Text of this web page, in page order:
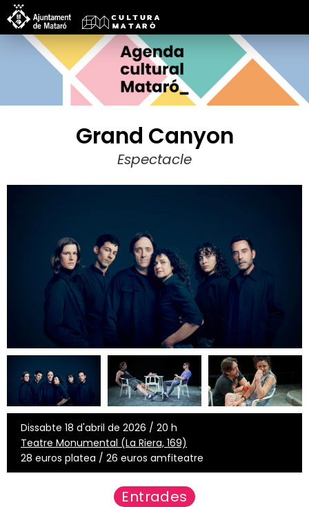
Grand Canyon
Espectacle
Dissabte 18 d'abril de 2026 / 20 h
Teatre Monumental (La Riera, 169)
28 euros platea / 26 euros amfiteatre
Entrades